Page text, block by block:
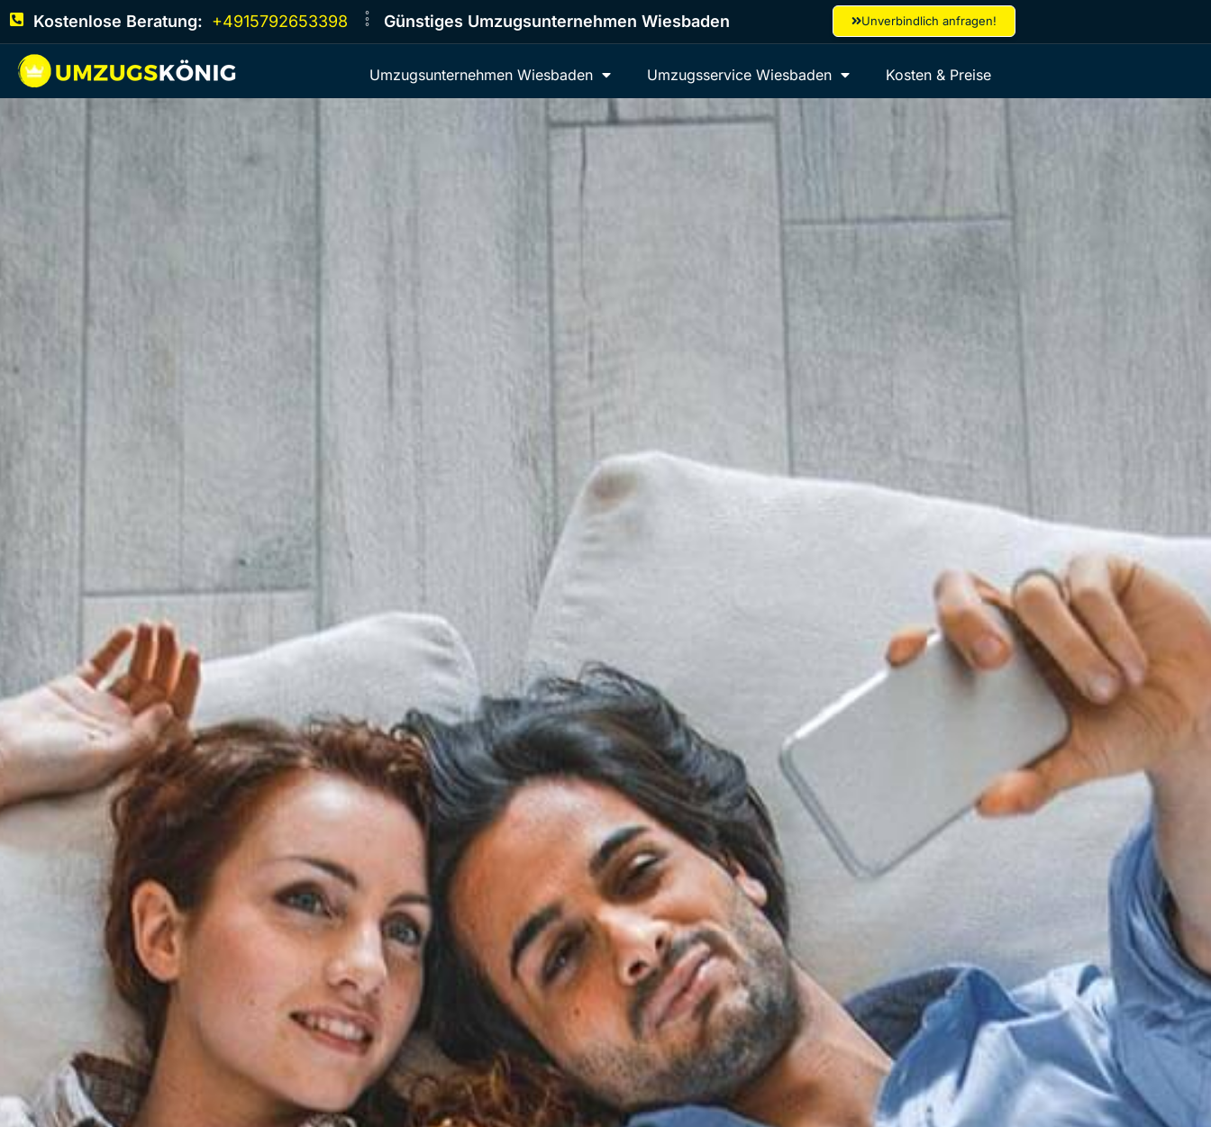
Kostenlose Beratung: +4915792653398 Günstiges Umzugsunternehmen Wiesbaden Unverbindlich anfragen!
Umzugsunternehmen Wiesbaden Umzugsservice Wiesbaden Kosten & Preise